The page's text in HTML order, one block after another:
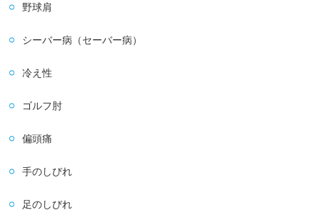
野球肩
シーバー病（セーバー病）
冷え性
ゴルフ肘
偏頭痛
手のしびれ
足のしびれ